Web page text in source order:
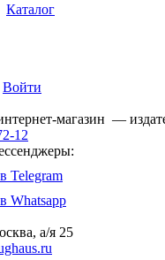
Каталог
Войти
магазин —
12
Telegram
Whatsapp
а/я 25